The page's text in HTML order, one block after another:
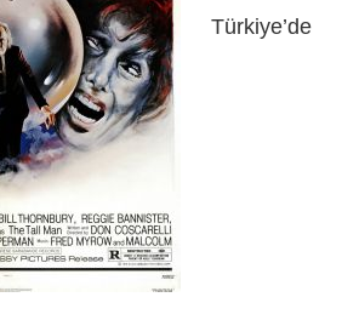
Türkiye’de